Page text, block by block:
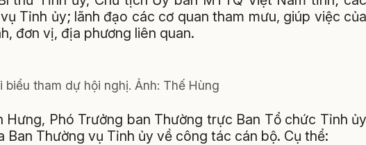
Tỉnh ủy; lãnh đạo các cơ quan tham mưu, giúp việc của
đơn vị, địa phương liên quan.
biểu tham dự hội nghị. Ảnh: Thế Hùng
Hưng, Phó Trưởng ban Thường trực Ban Tổ chức Tỉnh ủy
Thường vụ Tỉnh ủy về công tác cán bộ. Cụ thể: